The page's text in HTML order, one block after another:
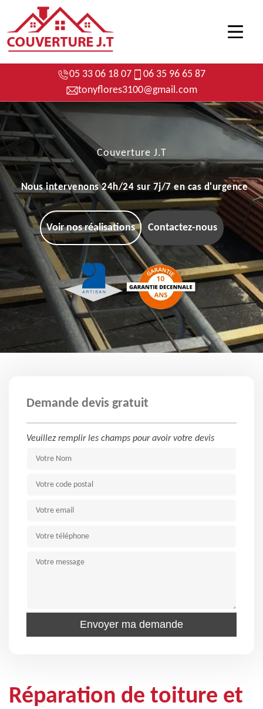
05 33 06 18 07
06 35 96 65 87
tonyflores3100@gmail.com
Couverture J.T
Nous intervenons 24h/24 sur 7j/7 en cas d'urgence
Voir nos réalisations Contactez-nous
Demande devis gratuit
Veuillez remplir les champs pour avoir votre devis
Réparation de toiture et